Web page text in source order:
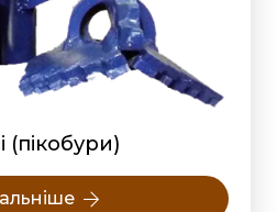
(пікобури)